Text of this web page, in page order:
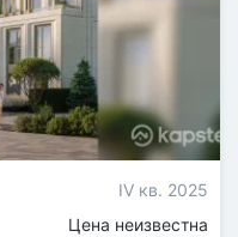
IV кв. 2025
Цена неизвестна